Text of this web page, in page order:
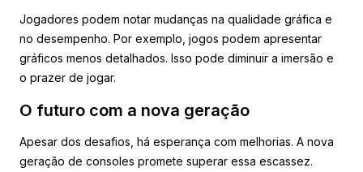
Jogadores podem notar mudanças na qualidade gráfica e
no desempenho. Por exemplo, jogos podem apresentar
gráficos menos detalhados. Isso pode diminuir a imersão e
o prazer de jogar.
O futuro com a nova geração
Apesar dos desafios, há esperança com melhorias. A nova
geração de consoles promete superar essa escassez.